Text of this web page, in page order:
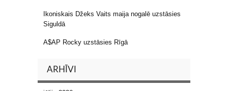
Ikoniskais Džeks Vaits maija nogalē uzstāsies
Siguldā
A$AP Rocky uzstāsies Rīgā
ARHĪVI